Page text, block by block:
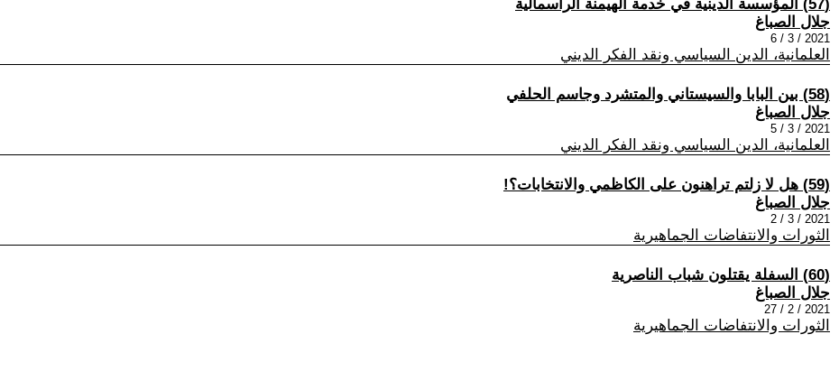
(57) المؤسسة الدينية في خدمة الهيمنة الرأسمالية
جلال الصباغ
2021 / 3 / 6
العلمانية، الدين السياسي ونقد الفكر الديني
(58) بين البابا والسيستاني والمتشرد وجاسم الحلفي
جلال الصباغ
2021 / 3 / 5
العلمانية، الدين السياسي ونقد الفكر الديني
(59) هل لا زلتم تراهنون على الكاظمي والانتخابات؟!
جلال الصباغ
2021 / 3 / 2
الثورات والانتفاضات الجماهيرية
(60) السفلة يقتلون شباب الناصرية
جلال الصباغ
2021 / 2 / 27
الثورات والانتفاضات الجماهيرية